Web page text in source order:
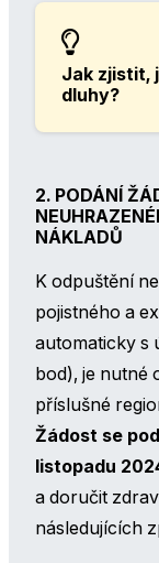
Jak zjistit,
dluhy?
2. PODÁNÍ
NÁKLADŮ
K odpuštění
pojistného a
automaticky s
bod), je nutné
příslušné
Žádost se
listopadu
a doručit
následujících